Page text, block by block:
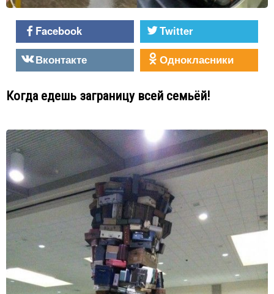
Facebook
Twitter
Вконтакте
Однокласники
Когда едешь заграницу всей семьёй!